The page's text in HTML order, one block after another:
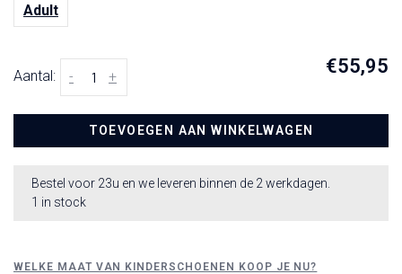
Adult
Aantal: +
- €55,95
TOEVOEGEN AAN WINKELWAGEN
Bestel voor 23u en we leveren binnen de 2 werkdagen.
1 in stock
WELKE MAAT VAN KINDERSCHOENEN KOOP JE NU?